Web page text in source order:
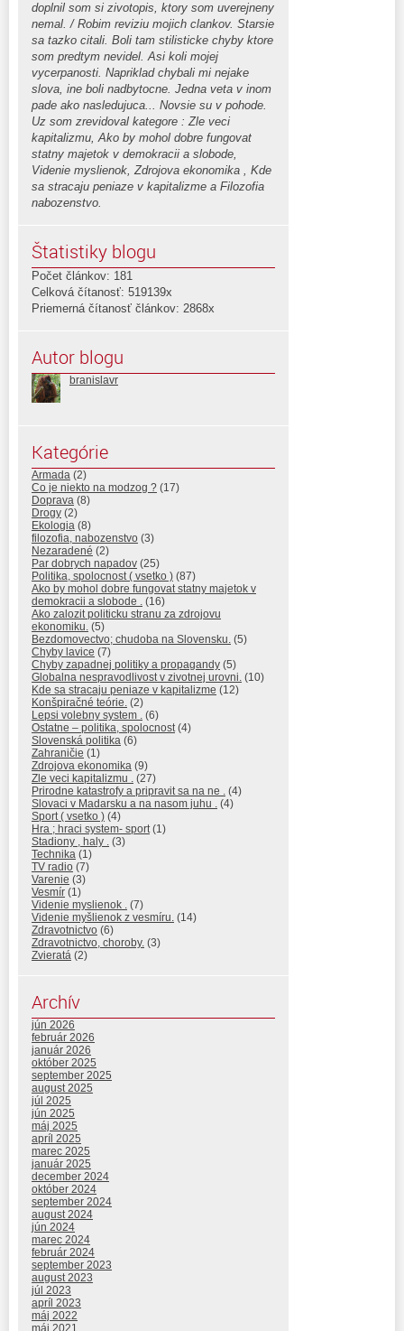
doplnil som si zivotopis, ktory som uverejneny
nemal. / Robim reviziu mojich clankov. Starsie
sa tazko citali. Boli tam stilisticke chyby ktore
som predtym nevidel. Asi koli mojej
vycerpanosti. Napriklad chybali mi nejake
slova, ine boli nadbytocne. Jedna veta v inom
pade ako nasledujuca... Novsie su v pohode.
Uz som zrevidoval kategore : Zle veci
kapitalizmu, Ako by mohol dobre fungovat
statny majetok v demokracii a slobode,
Videnie myslienok, Zdrojova ekonomika , Kde
sa stracaju peniaze v kapitalizme a Filozofia
nabozenstvo.
Štatistiky blogu
Počet článkov: 181
Celková čítanosť: 519139x
Priemerná čítanosť článkov: 2868x
Autor blogu
branislavr
Kategórie
Armada (2)
Co je niekto na modzog ? (17)
Doprava (8)
Drogy (2)
Ekologia (8)
filozofia, nabozenstvo (3)
Nezaradené (2)
Par dobrych napadov (25)
Politika, spolocnost ( vsetko ) (87)
Ako by mohol dobre fungovat statny majetok v
demokracii a slobode . (16)
Ako zalozit politicku stranu za zdrojovu
ekonomiku. (5)
Bezdomovectvo; chudoba na Slovensku. (5)
Chyby lavice (7)
Chyby zapadnej politiky a propagandy (5)
Globalna nespravodlivost v zivotnej urovni. (10)
Kde sa stracaju peniaze v kapitalizme (12)
Konšpiračné teórie. (2)
Lepsi volebny system . (6)
Ostatne – politika, spolocnost(4)
Slovenská politika (6)
Zahraničie (1)
Zdrojova ekonomika (9)
Zle veci kapitalizmu . (27)
Prirodne katastrofy a pripravit sa na ne . (4)
Slovaci v Madarsku a na nasom juhu . (4)
Sport ( vsetko ) (4)
Hra ; hraci system- sport(1)
Stadiony , haly . (3)
Technika (1)
TV radio (7)
Varenie (3)
Vesmír (1)
Videnie myslienok . (7)
Videnie myšlienok z vesmíru. (14)
Zdravotnictvo (6)
Zdravotnictvo, choroby. (3)
Zvieratá (2)
Archív
jún 2026
február 2026
január 2026
október 2025
september 2025
august 2025
júl 2025
jún 2025
máj 2025
apríl 2025
marec 2025
január 2025
december 2024
október 2024
september 2024
august 2024
jún 2024
marec 2024
február 2024
september 2023
august 2023
júl 2023
apríl 2023
máj 2022